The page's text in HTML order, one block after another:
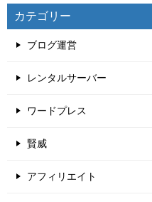
カテゴリー
ブログ運営
レンタルサーバー
ワードプレス
賢威
アフィリエイト